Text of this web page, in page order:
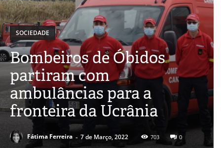
SOCIEDADE
Bombeiros de Óbidos
partiram com
ambulâncias para a
fronteira da Ucrânia
Fátima Ferreira - 7 de Março, 2022 703 0